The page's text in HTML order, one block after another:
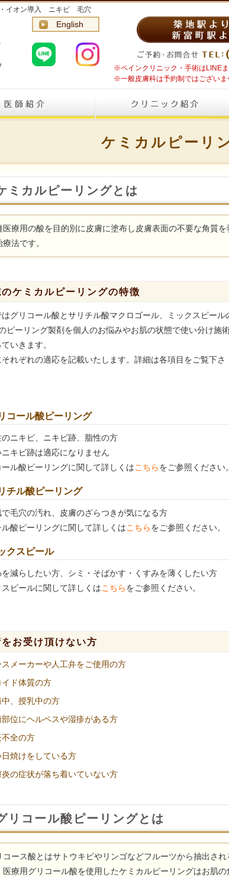
・イオン導入 ニキビ 毛穴
English
※ペインクリニック・手術はLINE
※一般皮膚科は予約制ではございま
ケミカルピーリ
ミカルピーリングとは
医療用の酸を目的別に皮膚に塗布し皮膚表面の不要な角質
療法です。
のケミカルピーリングの特徴
はグリコール酸とサリチル酸マクロゴール、ミックスピール
ピーリング製剤を個人のお悩みやお肌の状態で使い分け施
いきます。
それぞれの適応を記載いたします。詳細は各項目をご覧下さ
コール酸ピーリング
ニキビ、ニキビ跡、脂性の方
キビ跡は適応になりません
ール酸ピーリングに関して詳しくはこちらをご参照ください。
チル酸ピーリング
毛穴の汚れ、皮膚のざらつきが気になる方
酸ピーリングに関して詳しくはこちらをご参照ください。
クスピール
減らしたい方、シミ・そばかす・くすみを薄くしたい方
スピールに関して詳しくはこちらをご参照ください。
お受け頂けない方
スメーカーや人工弁をご使用の方
イド体質の方
中、授乳中の方
部位にヘルペスや湿疹がある方
不全の方
日焼けをしている方
炎の症状が落ち着いていない方
リコール酸ピーリングとは
コース酸とはサトウキビやリンゴなどフルーツから抽出さ
医療用グリコール酸を使用したケミカルピーリングはお肌